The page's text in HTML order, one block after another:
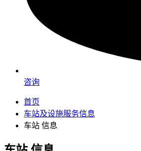
咨询
首页
车站及设施服务信息
车站 信息